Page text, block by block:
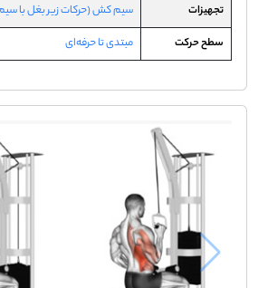
تجهیزات
سیم کش (حرکات زیر بغل با
سطح حرکت
مبتدی تا حرفه‌ای